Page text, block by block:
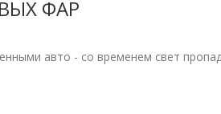
ФАР
авто - со временем свет